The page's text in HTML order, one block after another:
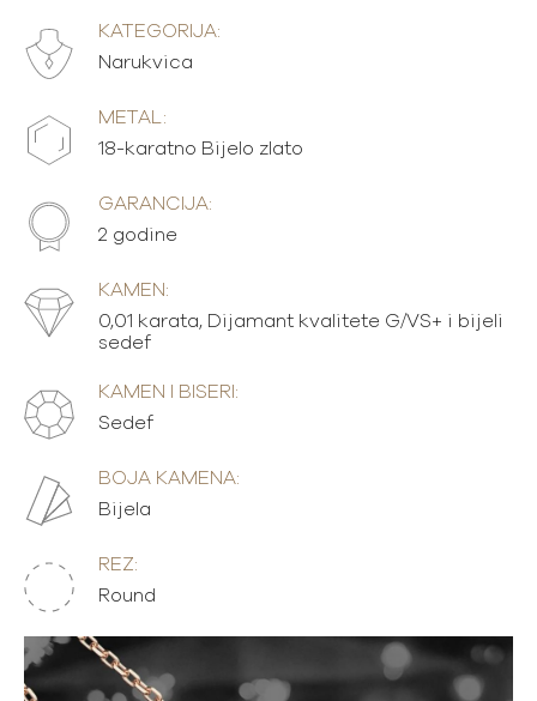
KATEGORIJA:
Narukvica
METAL:
18-karatno Bijelo zlato
GARANCIJA:
2 godine
KAMEN:
0,01 karata, Dijamant kvalitete G/VS+ i bijeli
sedef
KAMEN I BISERI:
Sedef
BOJA KAMENA:
Bijela
REZ:
Round